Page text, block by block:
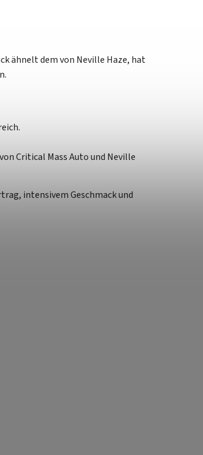
ähnelt dem von Neville Haze, hat
Critical Mass Auto und Neville
intensivem Geschmack und